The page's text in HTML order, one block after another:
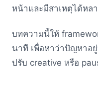
หน้าและมีสาเหตุได้หล
บทความนี้ให้
นาที เพื่อหาว่าปัญหาอ
ปรับ creative หรือ